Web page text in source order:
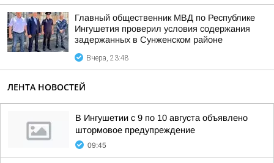
Главный общественник МВД по Республике
Ингушетия проверил условия содержания
задержанных в Сунженском районе
Вчера, 23:48
ЛЕНТА НОВОСТЕЙ
В Ингушетии с 9 по 10 августа объявлено
штормовое предупреждение
09:45